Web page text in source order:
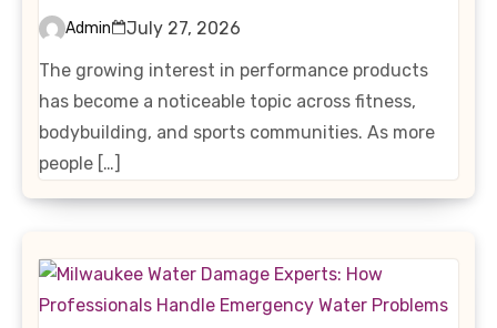
Interest in Performance-
Enhancing Products
Admin
July 27, 2026
The growing interest in performance products
has become a noticeable topic across fitness,
bodybuilding, and sports communities. As more
people […]